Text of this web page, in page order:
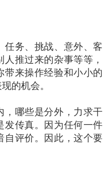
务、挑战、意外、客
推过来的杂事等等，
带来操作经验和小小的
的机会。
哪些是分外，力求干
发传真。因为任何一件
自评价。因此，这个要